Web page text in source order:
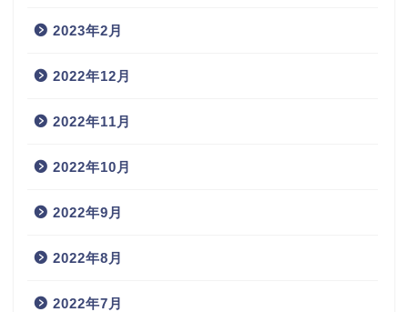
2023年2月
2022年12月
2022年11月
2022年10月
2022年9月
2022年8月
2022年7月